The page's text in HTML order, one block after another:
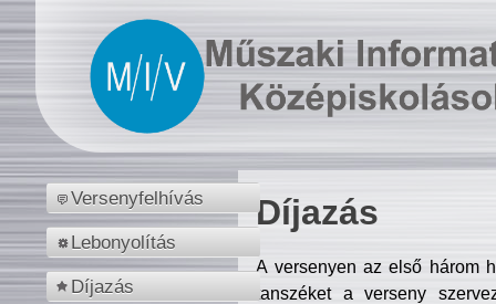
Versenyfelhívás
Lebonyolítás
Díjazás
Díjazás
A versenyen az első három
tanszéket a verseny